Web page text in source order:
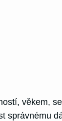
věkem,
správnému